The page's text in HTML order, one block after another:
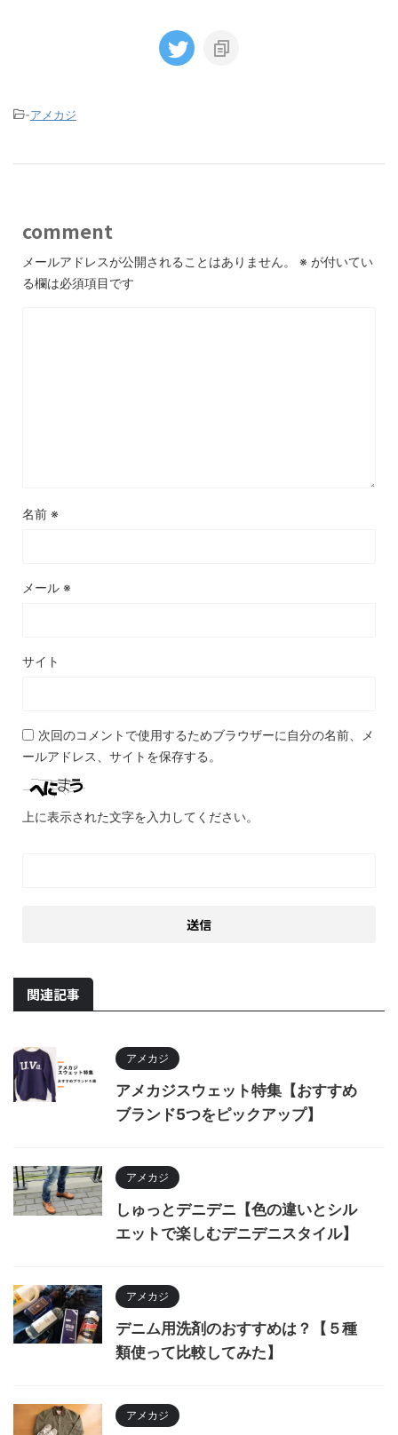
-アメカジ
comment
メールアドレスが公開されることはありません。 ※ が付いてい
る欄は必須項目です
名前 ※
メール ※
サイト
次回のコメントで使用するためブラウザーに自分の名前、メ
ールアドレス、サイトを保存する。
上に表示された文字を入力してください。
関連記事
アメカジ
アメカジスウェット特集【おすすめ
ブランド5つをピックアップ】
アメカジ
しゅっとデニデニ【色の違いとシル
エットで楽しむデニデニスタイル】
アメカジ
デニム用洗剤のおすすめは？【５種
類使って比較してみた】
アメカジ